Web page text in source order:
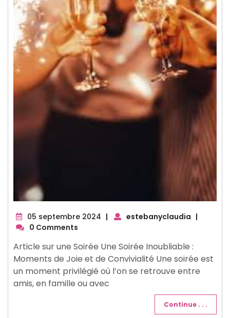
05 septembre 2024 05
| estebanyclaudia |
0 Comments
Article sur une Soirée Une Soirée Inoubliable :
Moments de Joie et de Convivialité Une soirée est
un moment privilégié où l’on se retrouve entre
amis, en famille ou avec
Continue . . .